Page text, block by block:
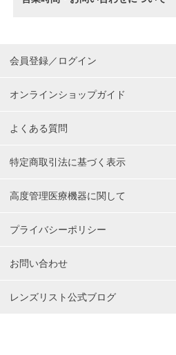
会員登録／ログイン
オンラインショップガイド
よくある質問
特定商取引法に基づく表示
高度管理医療機器に関して
プライバシーポリシー
お問い合わせ
レンズリスト公式ブログ